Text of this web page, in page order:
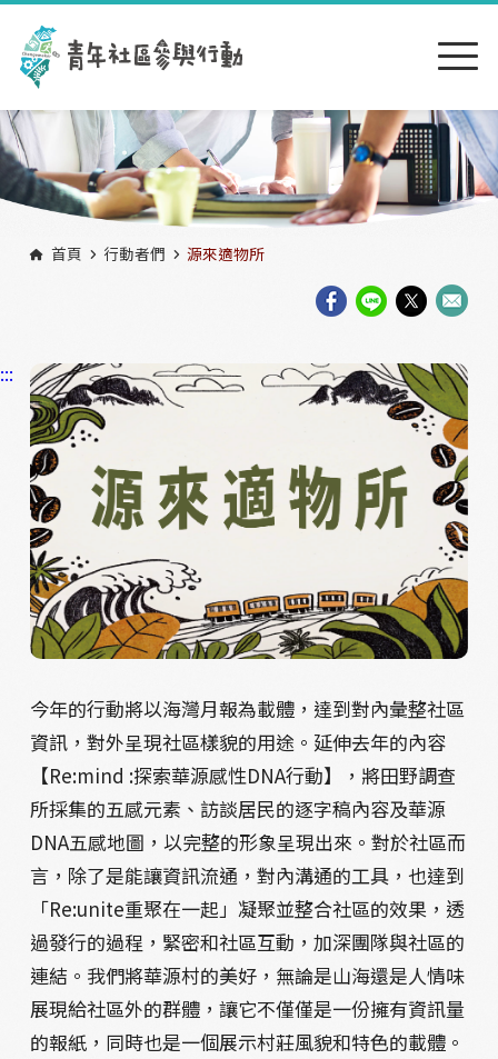
跳到主要內容區塊
首頁 行動者們 源來適物所
:::
今年的行動將以海灣月報為載體，達到對內彙整社區
資訊，對外呈現社區樣貌的用途。延伸去年的內容
【Re:mind :探索華源感性DNA行動】，將田野調查
所採集的五感元素、訪談居民的逐字稿內容及華源
DNA五感地圖，以完整的形象呈現出來。對於社區而
言，除了是能讓資訊流通，對內溝通的工具，也達到
「Re:unite重聚在一起」凝聚並整合社區的效果，透
過發行的過程，緊密和社區互動，加深團隊與社區的
連結。我們將華源村的美好，無論是山海還是人情味
展現給社區外的群體，讓它不僅僅是一份擁有資訊量
的報紙，同時也是一個展示村莊風貌和特色的載體。